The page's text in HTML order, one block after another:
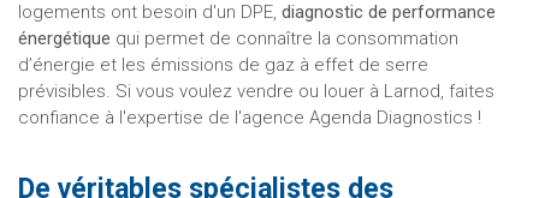
logements ont besoin d'un DPE, diagnostic de performance
énergétique qui permet de connaître la consommation
d’énergie et les émissions de gaz à effet de serre
prévisibles. Si vous voulez vendre ou louer à Larnod, faites
confiance à l'expertise de l'agence Agenda Diagnostics !
De véritables spécialistes des